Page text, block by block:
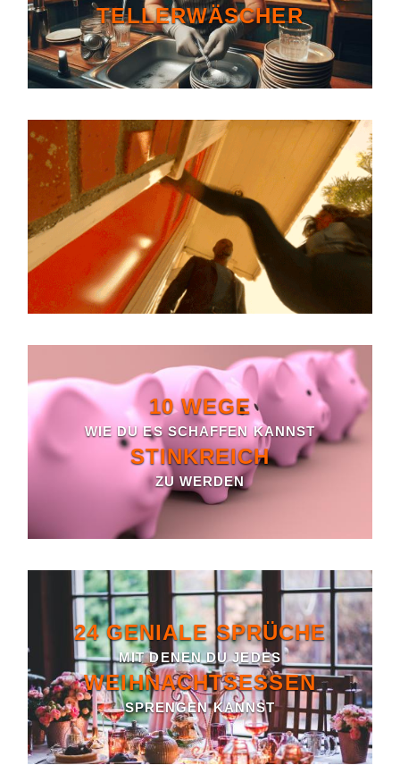
TELLERWÄSCHER
10 WEGE
WIE DU ES SCHAFFEN KANNST
STINKREICH
ZU WERDEN
24 GENIALE SPRÜCHE
MIT DENEN DU JEDES
WEIHNACHTSESSEN
SPRENGEN KANNST